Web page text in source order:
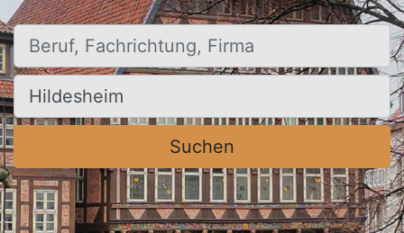
Beruf, Fachrichtung, Firma
Ort, Stadt
Suchen